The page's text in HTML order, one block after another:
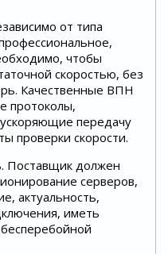
от типа
чтобы
скоростью, без
Качественные ВПН
протоколы,
передачу
проверки скорости.
Поставщик должен
серверов,
актуальность,
иметь